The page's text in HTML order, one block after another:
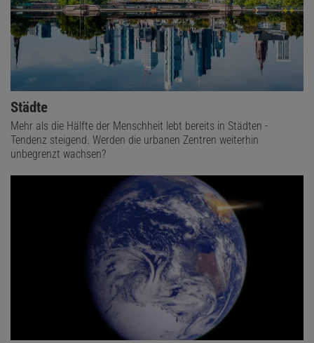
Städte
Mehr als die Hälfte der Menschheit lebt bereits in Städten -
Tendenz steigend. Werden die urbanen Zentren weiterhin
unbegrenzt wachsen?